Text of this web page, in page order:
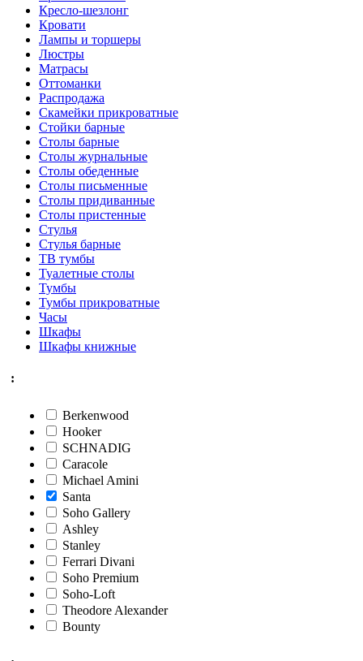
Кресло-шезлонг
Кровати
Лампы и торшеры
Люстры
Матрасы
Оттоманки
Распродажа
Скамейки прикроватные
Стойки барные
Столы барные
Столы журнальные
Столы обеденные
Столы письменные
Столы придиванные
Столы пристенные
Стулья
Стулья барные
ТВ тумбы
Туалетные столы
Тумбы
Тумбы прикроватные
Часы
Шкафы
Шкафы книжные
:
Berkenwood
Hooker
SCHNADIG
Caracole
Michael Amini
Santa
Soho Gallery
Ashley
Stanley
Ferrari Divani
Soho Premium
Soho-Loft
Theodore Alexander
Bounty